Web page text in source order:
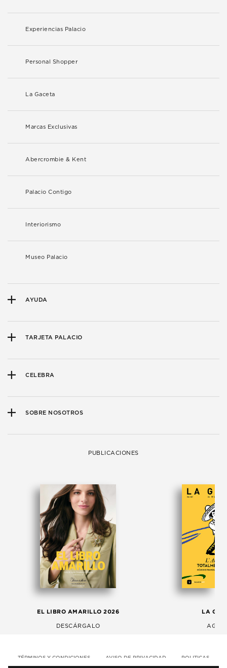
Experiencias Palacio
Personal Shopper
La Gaceta
Marcas Exclusivas
Abercrombie & Kent
Palacio Contigo
Interiorismo
Museo Palacio
AYUDA
TARJETA PALACIO
CELEBRA
SOBRE NOSOTROS
PUBLICACIONES
EL LIBRO AMARILLO 2026
DESCÁRGALO
LA
TÉRMINOS Y CONDICIONES AVISO DE PRIVACIDAD POLITICAS